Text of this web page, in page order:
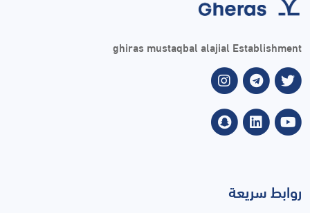
ghiras mustaqbal alajial Establishment
روابط سريعة